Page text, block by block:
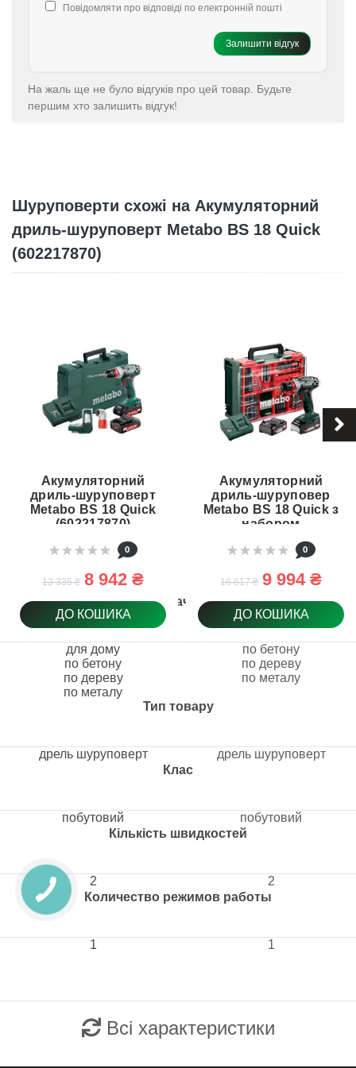
Повідомляти про відповіді по електронній пошті
Залишити відгук
На жаль ще не було відгуків про цей товар. Будьте
першим хто залишить відгук!
Шуруповерти схожі на Акумуляторний
дриль-шуруповерт Metabo BS 18 Quick
(602217870)
Призначення
Тип товару
Клас
Кількість швидкостей
Количество режимов работы
Акумуляторний
дриль-шуруповерт
Metabo BS 18 Quick
(602217870)
0
13 335 ₴ 8 942 ₴
ДО КОШИКА
для дому
по бетону
по дереву
по металу
дрель шуруповерт
побутовий
2
1
Акумуляторний
дриль-шуруповер
Metabo BS 18 Quick з
набором
інструментів
(602217710)
0
16 617 ₴ 9 994 ₴
ДО КОШИКА
по бетону
по дереву
по металу
дрель шуруповерт
побутовий
2
1
Всі характеристики